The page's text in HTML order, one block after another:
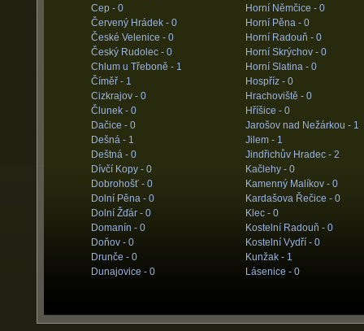
Cep - 0
Červený Hrádek - 0
České Velenice - 0
Český Rudolec - 0
Chlum u Třeboně - 1
Číměř - 1
Cizkrajov - 0
Člunek - 0
Dačice - 0
Dešná - 1
Deštná - 0
Dívčí Kopy - 0
Dobrohošť - 0
Dolní Pěna - 0
Dolní Žďár - 0
Domanín - 0
Doňov - 0
Drunče - 0
Dunajovice - 0
Horní Němčice - 0
Horní Pěna - 0
Horní Radouň - 0
Horní Skrýchov - 0
Horní Slatina - 0
Hospříz - 0
Hrachoviště - 0
Hříšice - 0
Jarošov nad Nežárkou - 1
Jilem - 1
Jindřichův Hradec - 2
Kačlehy - 0
Kamenný Malíkov - 0
Kardašova Řečice - 0
Klec - 0
Kostelní Radouň - 0
Kostelní Vydří - 0
Kunžak - 1
Lásenice - 0